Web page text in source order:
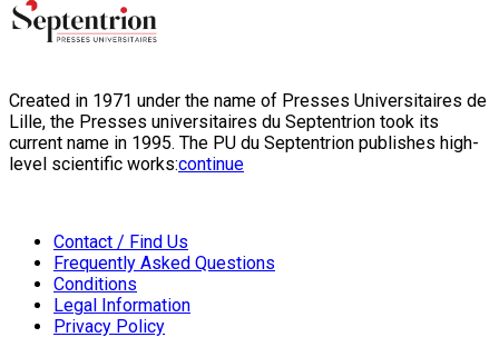
Created in 1971 under the name of Presses Universitaires de
Lille, the Presses universitaires du Septentrion took its
current name in 1995. The PU du Septentrion publishes high-
level scientific works:continue
Contact / Find Us
Frequently Asked Questions
Conditions
Legal Information
Privacy Policy